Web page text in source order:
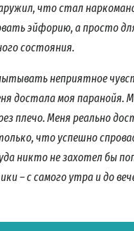
что стал
эйфорию, а просто
состояния.
неприятное
достала моя паранойя.
плечо. Меня реально
что успешно
никто не захотел бы
– с самого утра и до